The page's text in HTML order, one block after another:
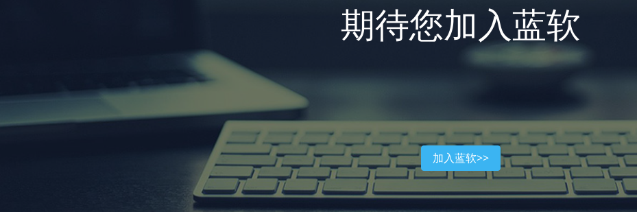
期待您加入蓝软
加入蓝软>>